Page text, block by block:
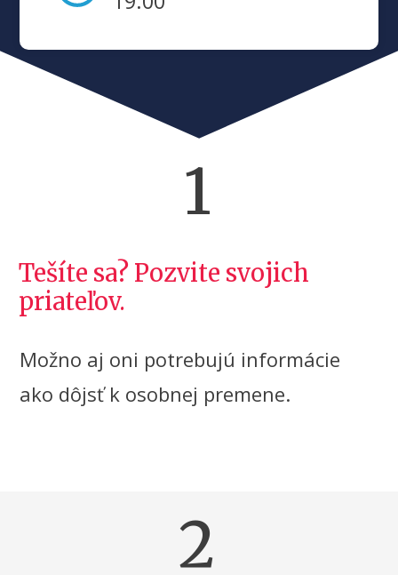
1
Tešíte sa? Pozvite svojich
priateľov.
Možno aj oni potrebujú informácie
ako dôjsť k osobnej premene.
2